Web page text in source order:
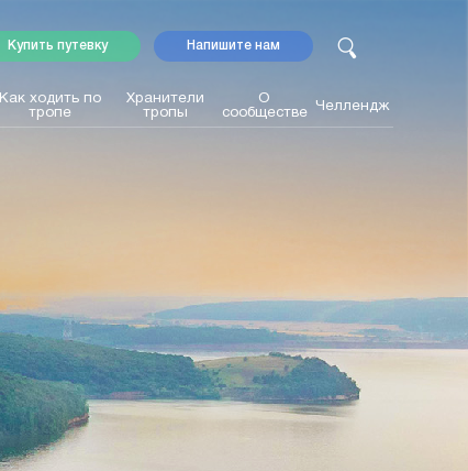
Купить путевку Напишите нам
Как ходить по
тропе
Хранители
тропы
О
сообществе
Челлендж